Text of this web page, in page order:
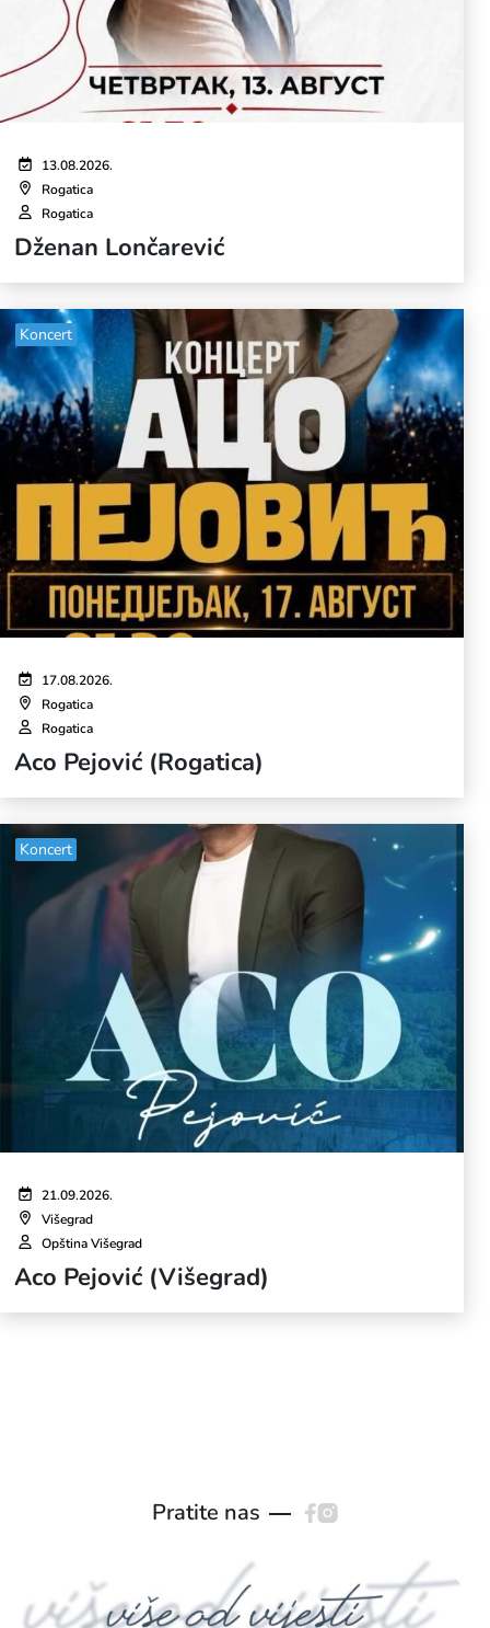
13.08.2026.
Rogatica
Rogatica
Dženan Lončarević
Koncert
17.08.2026.
Rogatica
Rogatica
Aco Pejović (Rogatica)
Koncert
21.09.2026.
Višegrad
Opština Višegrad
Aco Pejović (Višegrad)
Pratite nas